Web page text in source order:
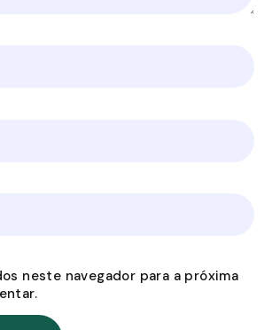
neste navegador para a próxima